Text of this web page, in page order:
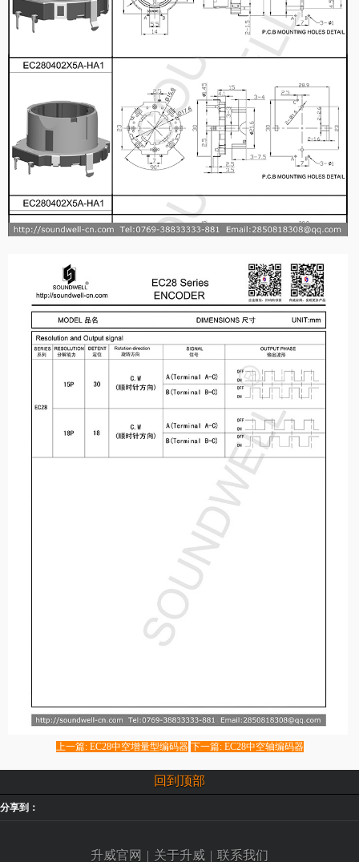
上一篇: EC28中空增量型编码器 下一篇: EC28中空轴编码器
回到顶部
分享到：
升威官网 | 关于升威 | 联系我们